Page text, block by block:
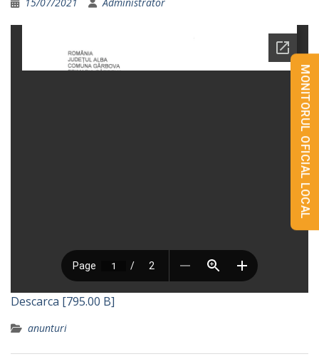
Descarca [795.00 B]
anunturi
MONITORUL OFICIAL LOCAL